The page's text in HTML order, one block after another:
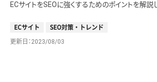
ECサイトをSEOに強くするためのポイントを解説
ECサイト SEO対策・トレンド
更新日 2023/08/03